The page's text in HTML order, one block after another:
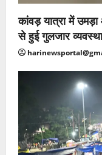
कांवड़ यात्रा में
से हुई गुलजार